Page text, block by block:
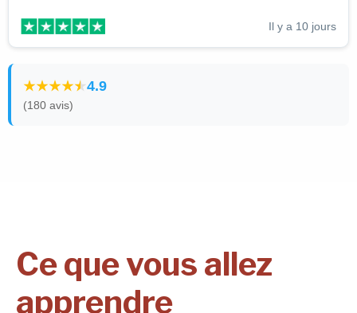
Il y a 10 jours
4.9
(180 avis)
Ce que vous allez
apprendre